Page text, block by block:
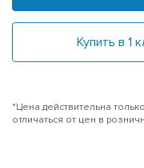
Купить в 1
*Цена действительна
отличаться от цен в